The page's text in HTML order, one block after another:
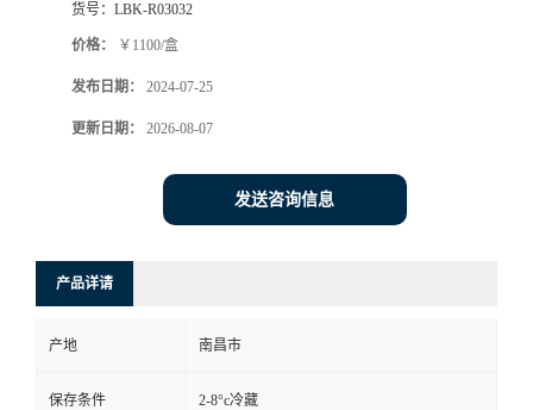
货号： LBK-R03032
价格： ￥1100/盒
发布日期： 2024-07-25
更新日期： 2026-08-07
发送咨询信息
产品详请
产地 南昌市
保存条件 2-8°c冷藏